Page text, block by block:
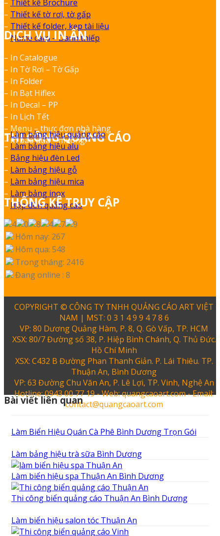
– Thiết kế Brochure
– Thiết kế tờ rơi, tờ gấp
– Thiết kế folder, kẹp tài liệu
–Name card – Danh thiếp
DỊCH VỤ IN ẤN
– In Catalogue
– In Tờ Rơi – Tờ Gấp
– In Folder
– In Bạt Hiflex
– In Decal – PP
– In Lịch Tết
– Menu – thực đơn nhà hàng
– In bao đũa – muỗng.
THI CÔNG QUẢNG CÁO
–Làm bảng hiệu quảng cáo
– Làm bảng hiệu alu
– Bảng hiệu đèn Led
– Làm bảng hiệu gỗ
– Làm bảng hiệu mica
– Làm bảng inox
– Hộp đèn quảng cáo
THỐNG KÊ TRUY CẬP
Hôm nay: 267
Hôm qua: 548
Trong tháng: 2416
Đang online : 8
COPYRIGHT © CÔNG TY TNHH QUẢNG CÁO ART VIỆT
NAM | MST: 0 3 1 4 9 9 4 7 8 6
VP: 80 Dương Quảng Hàm, P. 8, Q. Gò Vấp, TP. HCM
XSX: 80/7 Đường số 38, P. Hiệp Bình Chánh, Q. Thủ Đức.
Hồ Chí Minh
XSX: C432 B Đường Phan Thanh Giản. P. Lái Thiêu. TP.
Thuận An, Bình Dương
VP: 63 Đường Chu Văn An, P. Lê Lợi, TP. Vinh, Nghệ An
Hotline: 0943 00 77 19 - Web: quangcaoart.com - Email:
contact@quangcaoart.com
Bài viết liên quan
Làm Biển Hiệu Quán Cà Phê Bình Dương Trọn Gói
Làm bảng hiệu trà sữa Bình Dương
Làm biển hiệu spa Thuận An Bình Dương
Thi công biển quảng cáo Thuận An Bình Dương
Làm biển hiệu salon tóc Thuận An